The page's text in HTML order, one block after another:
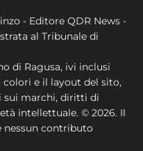
- Editore QDR News -
al Tribunale di
di Ragusa, ivi inclusi
e il layout del sito,
marchi, diritti di
intellettuale. © 2026. Il
nessun contributo